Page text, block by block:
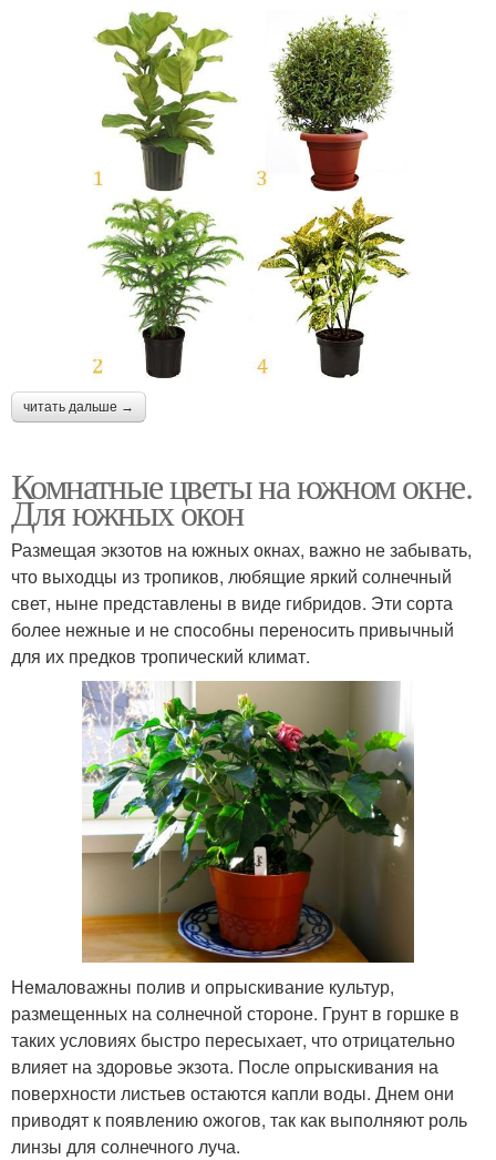
читать дальше →
Комнатные цветы на южном окне.
Для южных окон
Размещая экзотов на южных окнах, важно не забывать,
что выходцы из тропиков, любящие яркий солнечный
свет, ныне представлены в виде гибридов. Эти сорта
более нежные и не способны переносить привычный
для их предков тропический климат.
Немаловажны полив и опрыскивание культур,
размещенных на солнечной стороне. Грунт в горшке в
таких условиях быстро пересыхает, что отрицательно
влияет на здоровье экзота. После опрыскивания на
поверхности листьев остаются капли воды. Днем они
приводят к появлению ожогов, так как выполняют роль
линзы для солнечного луча.